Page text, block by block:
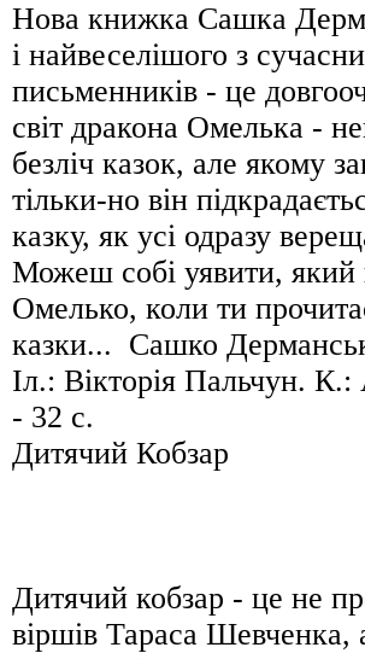
Нова книжка Сашка
і найвеселішого з
письменників - це
світ дракона Омелька -
безліч казок, але якому
тільки-но він
казку, як усі одразу
Можеш собі уявити,
Омелько, коли ти
казки... Сашко
Іл.: Вікторія
- 32 с.
Дитячий Кобзар
Дитячий кобзар - це не
віршів Тараса Шевченка,